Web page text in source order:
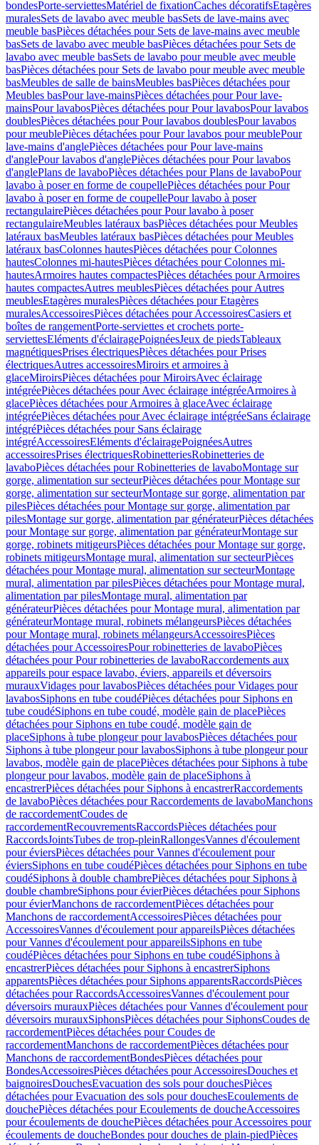
bondesPorte-serviettesMatériel de fixationCaches décoratifsEtagères
muralesSets de lavabo avec meuble basSets de lave-mains avec
meuble basPièces détachées pour Sets de lave-mains avec meuble
basSets de lavabo avec meuble basPièces détachées pour Sets de
lavabo avec meuble basSets de lavabo pour meuble avec meuble
basPièces détachées pour Sets de lavabo pour meuble avec meuble
basMeubles de salle de bainsMeubles basPièces détachées pour
Meubles basPour lave-mainsPièces détachées pour Pour lave-
mainsPour lavabosPièces détachées pour Pour lavabosPour lavabos
doublesPièces détachées pour Pour lavabos doublesPour lavabos
pour meublePièces détachées pour Pour lavabos pour meublePour
lave-mains d'anglePièces détachées pour Pour lave-mains
d'anglePour lavabos d'anglePièces détachées pour Pour lavabos
d'anglePlans de lavaboPièces détachées pour Plans de lavaboPour
lavabo à poser en forme de coupellePièces détachées pour Pour
lavabo à poser en forme de coupellePour lavabo à poser
rectangulairePièces détachées pour Pour lavabo à poser
rectangulaireMeubles latéraux basPièces détachées pour Meubles
latéraux basMeubles latéraux basPièces détachées pour Meubles
latéraux basColonnes hautesPièces détachées pour Colonnes
hautesColonnes mi-hautesPièces détachées pour Colonnes mi-
hautesArmoires hautes compactesPièces détachées pour Armoires
hautes compactesAutres meublesPièces détachées pour Autres
meublesEtagères muralesPièces détachées pour Etagères
muralesAccessoiresPièces détachées pour AccessoiresCasiers et
boîtes de rangementPorte-serviettes et crochets porte-
serviettesEléments d'éclairagePoignéesJeux de piedsTableaux
magnétiquesPrises électriquesPièces détachées pour Prises
électriquesAutres accessoiresMiroirs et armoires à
glaceMiroirsPièces détachées pour MiroirsAvec éclairage
intégréePièces détachées pour Avec éclairage intégréeArmoires à
glacePièces détachées pour Armoires à glaceAvec éclairage
intégréePièces détachées pour Avec éclairage intégréeSans éclairage
intégréPièces détachées pour Sans éclairage
intégréAccessoiresEléments d'éclairagePoignéesAutres
accessoiresPrises électriquesRobinetteriesRobinetteries de
lavaboPièces détachées pour Robinetteries de lavaboMontage sur
gorge, alimentation sur secteurPièces détachées pour Montage sur
gorge, alimentation sur secteurMontage sur gorge, alimentation par
pilesPièces détachées pour Montage sur gorge, alimentation par
pilesMontage sur gorge, alimentation par générateurPièces détachées
pour Montage sur gorge, alimentation par générateurMontage sur
gorge, robinets mitigeursPièces détachées pour Montage sur gorge,
robinets mitigeursMontage mural, alimentation sur secteurPièces
détachées pour Montage mural, alimentation sur secteurMontage
mural, alimentation par pilesPièces détachées pour Montage mural,
alimentation par pilesMontage mural, alimentation par
générateurPièces détachées pour Montage mural, alimentation par
générateurMontage mural, robinets mélangeursPièces détachées
pour Montage mural, robinets mélangeursAccessoiresPièces
détachées pour AccessoiresPour robinetteries de lavaboPièces
détachées pour Pour robinetteries de lavaboRaccordements aux
appareils pour espace lavabo, éviers, appareils et déversoirs
murauxVidages pour lavabosPièces détachées pour Vidages pour
lavabosSiphons en tube coudéPièces détachées pour Siphons en
tube coudéSiphons en tube coudé, modèle gain de placePièces
détachées pour Siphons en tube coudé, modèle gain de
placeSiphons à tube plongeur pour lavabosPièces détachées pour
Siphons à tube plongeur pour lavabosSiphons à tube plongeur pour
lavabos, modèle gain de placePièces détachées pour Siphons à tube
plongeur pour lavabos, modèle gain de placeSiphons à
encastrerPièces détachées pour Siphons à encastrerRaccordements
de lavaboPièces détachées pour Raccordements de lavaboManchons
de raccordementCoudes de
raccordementRecouvrementsRaccordsPièces détachées pour
RaccordsJointsTubes de trop-pleinRallongesVannes d'écoulement
pour éviersPièces détachées pour Vannes d'écoulement pour
éviersSiphons en tube coudéPièces détachées pour Siphons en tube
coudéSiphons à double chambrePièces détachées pour Siphons à
double chambreSiphons pour évierPièces détachées pour Siphons
pour évierManchons de raccordementPièces détachées pour
Manchons de raccordementAccessoiresPièces détachées pour
AccessoiresVannes d'écoulement pour appareilsPièces détachées
pour Vannes d'écoulement pour appareilsSiphons en tube
coudéPièces détachées pour Siphons en tube coudéSiphons à
encastrerPièces détachées pour Siphons à encastrerSiphons
apparentsPièces détachées pour Siphons apparentsRaccordsPièces
détachées pour RaccordsAccessoiresVannes d'écoulement pour
déversoirs murauxPièces détachées pour Vannes d'écoulement pour
déversoirs murauxSiphonsPièces détachées pour SiphonsCoudes de
raccordementPièces détachées pour Coudes de
raccordementManchons de raccordementPièces détachées pour
Manchons de raccordementBondesPièces détachées pour
BondesAccessoiresPièces détachées pour AccessoiresDouches et
baignoiresDouchesEvacuation des sols pour douchesPièces
détachées pour Evacuation des sols pour douchesEcoulements de
douchePièces détachées pour Ecoulements de doucheAccessoires
pour écoulements de douchePièces détachées pour Accessoires pour
écoulements de doucheBondes pour douches de plain-piedPièces